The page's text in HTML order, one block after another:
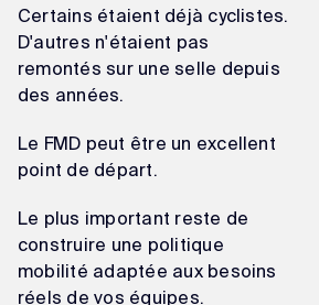
Certains étaient déjà cyclistes.
D'autres n'étaient pas
remontés sur une selle depuis
des années.
Le FMD peut être un excellent
point de départ.
Le plus important reste de
construire une politique
mobilité adaptée aux besoins
réels de vos équipes.